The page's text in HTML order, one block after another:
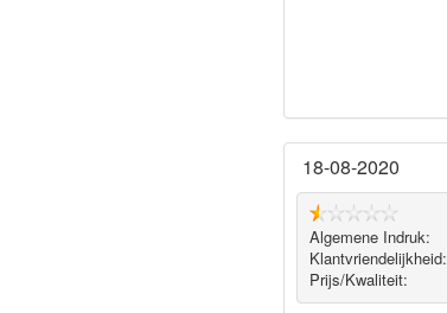
18-08-2020
Algemene Indruk:
Klantvriendelijkheid:
Prijs/Kwaliteit: